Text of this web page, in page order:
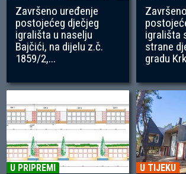
Završeno uređenje
postojećeg dječjeg
igrališta u naselju
Bajčići, na dijelu z.č.
1859/2,...
igrališta
strane
gradu
U PRIPREMI U TIJEKU